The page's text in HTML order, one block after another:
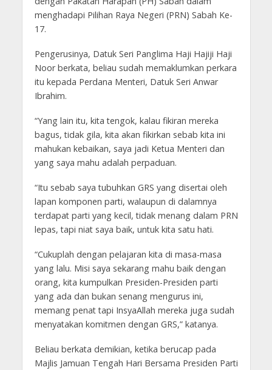
menghadapi Pilihan Raya Negeri (PRN) Sabah Ke-
17.
Pengerusinya, Datuk Seri Panglima Haji Hajiji Haji
Noor berkata, beliau sudah memaklumkan perkara
itu kepada Perdana Menteri, Datuk Seri Anwar
Ibrahim.
“Yang lain itu, kita tengok, kalau fikiran mereka
bagus, tidak gila, kita akan fikirkan sebab kita ini
mahukan kebaikan, saya jadi Ketua Menteri dan
yang saya mahu adalah perpaduan.
“Itu sebab saya tubuhkan GRS yang disertai oleh
lapan komponen parti, walaupun di dalamnya
terdapat parti yang kecil, tidak menang dalam PRN
lepas, tapi niat saya baik, untuk kita satu hati.
“Cukuplah dengan pelajaran kita di masa-masa
yang lalu. Misi saya sekarang mahu baik dengan
orang, kita kumpulkan Presiden-Presiden parti
yang ada dan bukan senang mengurus ini,
memang penat tapi InsyaAllah mereka juga sudah
menyatakan komitmen dengan GRS,” katanya.
Beliau berkata demikian, ketika berucap pada
Majlis Jamuan Tengah Hari Bersama Presiden Parti